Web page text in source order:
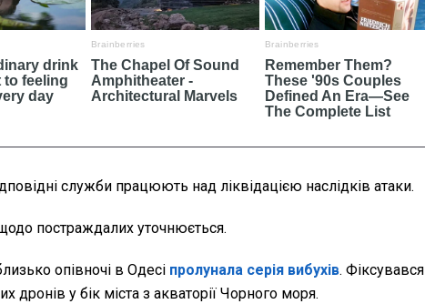
служби працюють над ліквідацією наслідків атаки.
постраждалих уточнюється.
опівночі в Одесі пролунала серія вибухів. Фіксувався
дронів у бік міста з акваторії Чорного моря.